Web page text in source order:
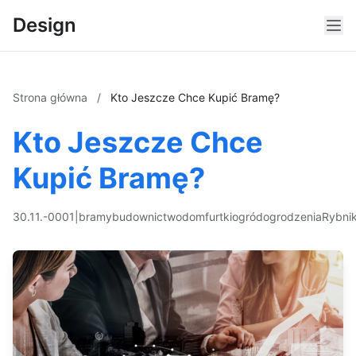
Design
Strona główna / Kto Jeszcze Chce Kupić Bramę?
Kto Jeszcze Chce
Kupić Bramę?
30.11.-0001 bramybudownictwodomfurtkiogródogrodzenia